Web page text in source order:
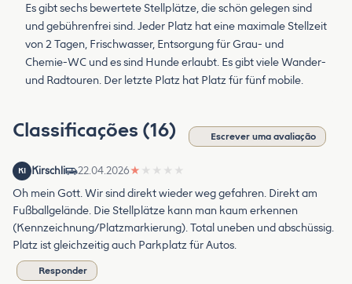
Es gibt sechs bewertete Stellplätze, die schön gelegen sind
und gebührenfrei sind. Jeder Platz hat eine maximale Stellzeit
von 2 Tagen, Frischwasser, Entsorgung für Grau- und
Chemie-WC und es sind Hunde erlaubt. Es gibt viele Wander-
und Radtouren. Der letzte Platz hat Platz für fünf mobile.
Classificações (16) Escrever uma avaliação
KI Kirschli 22.04.2026★ ★ ★ ★ ★
Oh mein Gott. Wir sind direkt wieder weg gefahren. Direkt am
Fußballgelände. Die Stellplätze kann man kaum erkennen
(Kennzeichnung/Platzmarkierung). Total uneben und abschüssig.
Platz ist gleichzeitig auch Parkplatz für Autos.
Responder